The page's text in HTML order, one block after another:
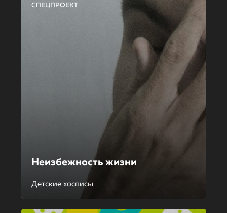
СПЕЦПРОЕКТ
Неизбежность жизни
Детские хосписы